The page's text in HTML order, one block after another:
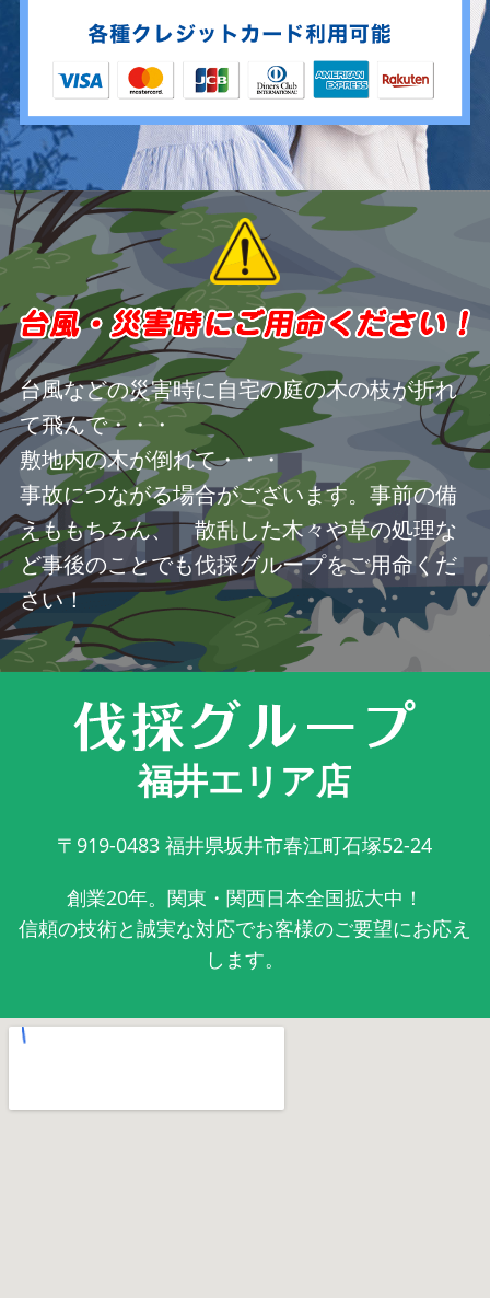
台風などの災害時に自宅の庭の木の枝が折れ
て飛んで・・・
敷地内の木が倒れて・・・
事故につながる場合がございます。事前の備
えももちろん、 散乱した木々や草の処理な
ど事後のことでも伐採グループをご用命くだ
さい！
福井エリア店
〒919-0483 福井県坂井市春江町石塚52-24
創業20年。関東・関西日本全国拡大中！
信頼の技術と誠実な対応でお客様のご要望にお応え
します。